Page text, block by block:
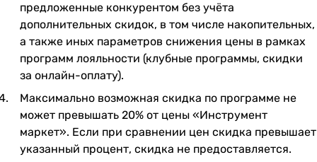
предложенные конкурентом без учёта
дополнительных скидок, в том числе накопительных,
а также иных параметров снижения цены в рамках
программ лояльности (клубные программы, скидки
за онлайн-оплату).
Максимально возможная скидка по программе не
может превышать 20% от цены «Инструмент
маркет». Если при сравнении цен скидка превышает
указанный процент, скидка не предоставляется.